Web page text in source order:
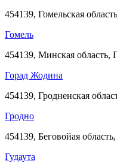
454139, Гомельская
Гомель
454139, Минская область,
Горад Жодина
454139, Гродненская
Гродно
454139, Беговойая
Гудаута